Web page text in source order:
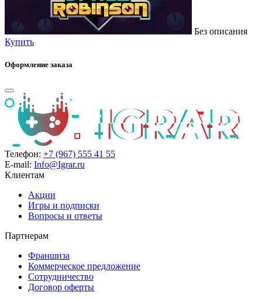
Без описания
Купить
Оформление заказа
Телефон: +7 (967) 555 41 55
E-mail: Info@Igrar.ru
Клиентам
Акции
Игры и подписки
Вопросы и ответы
Партнерам
Франшиза
Коммерческое предложение
Сотрудничество
Договор оферты